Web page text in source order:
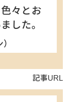
々とお
した。
記事URL